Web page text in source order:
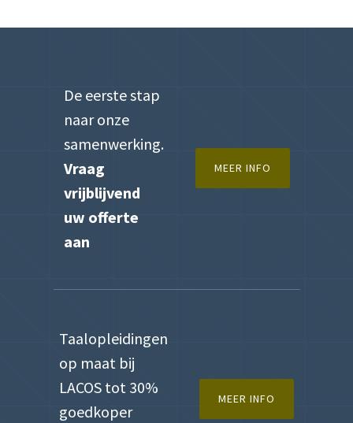
De eerste stap
naar onze
samenwerking.
Vraag
vrijblijvend
uw offerte
aan
MEER INFO
Taalopleidingen
op maat bij
LACOS tot 30%
goedkoper
MEER INFO